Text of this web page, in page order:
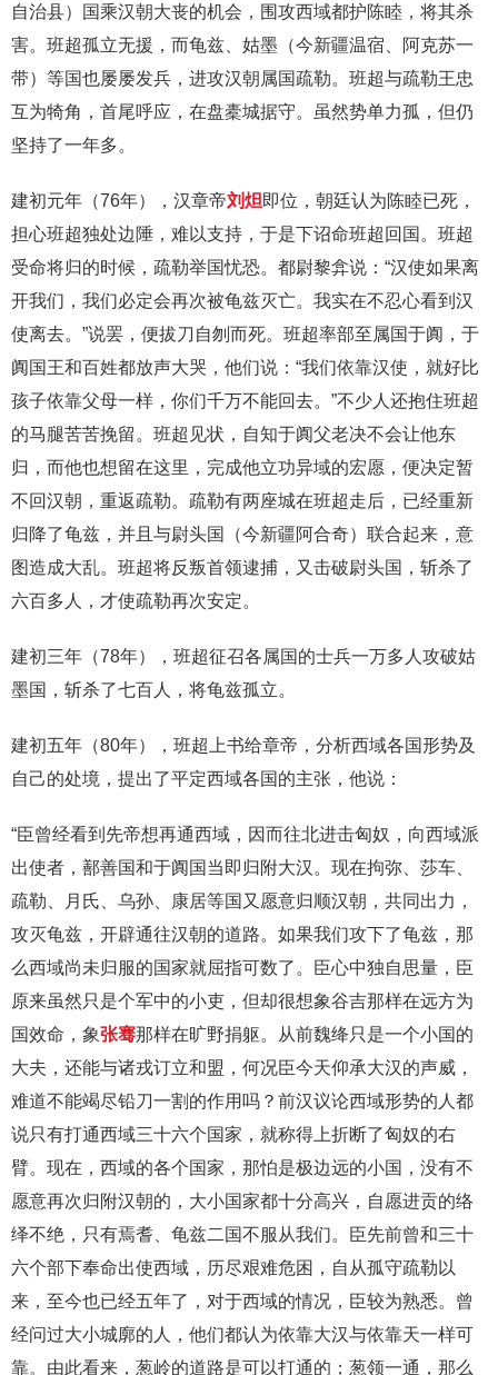
自治县）国乘汉朝大丧的机会，围攻西域都护陈睦，将其杀
害。班超孤立无援，而龟兹、姑墨（今新疆温宿、阿克苏一
带）等国也屡屡发兵，进攻汉朝属国疏勒。班超与疏勒王忠
互为犄角，首尾呼应，在盘橐城据守。虽然势单力孤，但仍
坚持了一年多。
建初元年（76年），汉章帝刘炟即位，朝廷认为陈睦已死，
担心班超独处边陲，难以支持，于是下诏命班超回国。班超
受命将归的时候，疏勒举国忧恐。都尉黎弇说：“汉使如果离
开我们，我们必定会再次被龟兹灭亡。我实在不忍心看到汉
使离去。”说罢，便拔刀自刎而死。班超率部至属国于阗，于
阗国王和百姓都放声大哭，他们说：“我们依靠汉使，就好比
孩子依靠父母一样，你们千万不能回去。”不少人还抱住班超
的马腿苦苦挽留。班超见状，自知于阗父老决不会让他东
归，而他也想留在这里，完成他立功异域的宏愿，便决定暂
不回汉朝，重返疏勒。疏勒有两座城在班超走后，已经重新
归降了龟兹，并且与尉头国（今新疆阿合奇）联合起来，意
图造成大乱。班超将反叛首领逮捕，又击破尉头国，斩杀了
六百多人，才使疏勒再次安定。
建初三年（78年），班超征召各属国的士兵一万多人攻破姑
墨国，斩杀了七百人，将龟兹孤立。
建初五年（80年），班超上书给章帝，分析西域各国形势及
自己的处境，提出了平定西域各国的主张，他说：
“臣曾经看到先帝想再通西域，因而往北进击匈奴，向西域派
出使者，鄯善国和于阗国当即归附大汉。现在拘弥、莎车、
疏勒、月氏、乌孙、康居等国又愿意归顺汉朝，共同出力，
攻灭龟兹，开辟通往汉朝的道路。如果我们攻下了龟兹，那
么西域尚未归服的国家就屈指可数了。臣心中独自思量，臣
原来虽然只是个军中的小吏，但却很想象谷吉那样在远方为
国效命，象张骞那样在旷野捐躯。从前魏绛只是一个小国的
大夫，还能与诸戎订立和盟，何况臣今天仰承大汉的声威，
难道不能竭尽铅刀一割的作用吗？前汉议论西域形势的人都
说只有打通西域三十六个国家，就称得上折断了匈奴的右
臂。现在，西域的各个国家，那怕是极边远的小国，没有不
愿意再次归附汉朝的，大小国家都十分高兴，自愿进贡的络
绎不绝，只有焉耆、龟兹二国不服从我们。臣先前曾和三十
六个部下奉命出使西域，历尽艰难危困，自从孤守疏勒以
来，至今也已经五年了，对于西域的情况，臣较为熟悉。曾
经问过大小城廓的人，他们都认为依靠大汉与依靠天一样可
靠。由此看来，葱岭的道路是可以打通的；葱领一通，那么